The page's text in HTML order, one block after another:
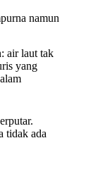
namun
air laut tak
yang
tidak ada